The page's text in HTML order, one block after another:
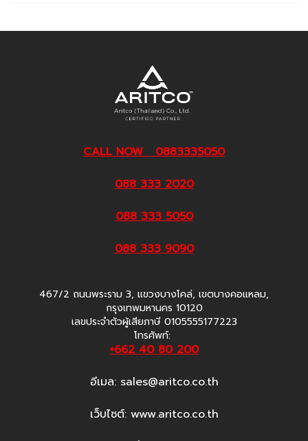
CALL NOW 0883335050
088 333 2020
088 333 5050
088 333 9090
467/2 ถนนพระราม 3, แขวงบางโคล่, เขตบางคอแหลม,
กรุงเทพมหานคร 10120
เลขประจำตัวผู้เสียภาษี 0105555177223
โทรศัพท์:
+662 40 80 200
อีเมล: sales@aritco.co.th
เว็บไซต์: www.aritco.co.th